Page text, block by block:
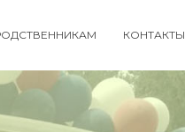
КОНТАКТЫ